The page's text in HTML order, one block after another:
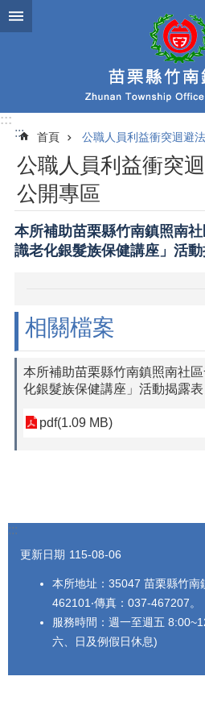
跳到主要內容區塊
:::
:::
首頁 公職人員利益衝突迴避
公職人員利益衝突
公開專區
本所補助苗栗縣竹南鎮照南
識老化銀髮族保健講座」活
相關檔案
本所補助苗栗縣竹南鎮照南社
化銀髮族保健講座」活動揭露表
pdf(1.09 MB)
:::
更新日期 115-08-06
本所地址：35047 苗栗縣竹南
462101‧傳真：037-467207。
服務時間：週一至週五
六、日及例假日休息)